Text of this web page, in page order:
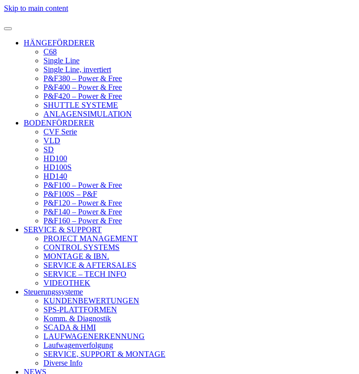
Skip to main content
HÄNGEFÖRDERER
C68
Single Line
Single Line, invertiert
P&F380 – Power & Free
P&F400 – Power & Free
P&F420 – Power & Free
SHUTTLE SYSTEME
ANLAGENSIMULATION
BODENFÖRDERER
CVF Serie
VLD
SD
HD100
HD100S
HD140
P&F100 – Power & Free
P&F100S – P&F
P&F120 – Power & Free
P&F140 – Power & Free
P&F160 – Power & Free
SERVICE & SUPPORT
PROJECT MANAGEMENT
CONTROL SYSTEMS
MONTAGE & IBN.
SERVICE & AFTERSALES
SERVICE – TECH INFO
VIDEOTHEK
Steuerungssysteme
KUNDENBEWERTUNGEN
SPS-PLATTFORMEN
Komm. & Diagnostik
SCADA & HMI
LAUFWAGENERKENNUNG
Laufwagenverfolgung
SERVICE, SUPPORT & MONTAGE
Diverse Info
NEWS